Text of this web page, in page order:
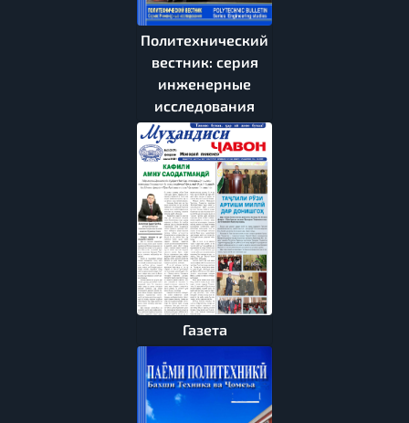
Политехнический
вестник: серия
инженерные
исследования
Газета